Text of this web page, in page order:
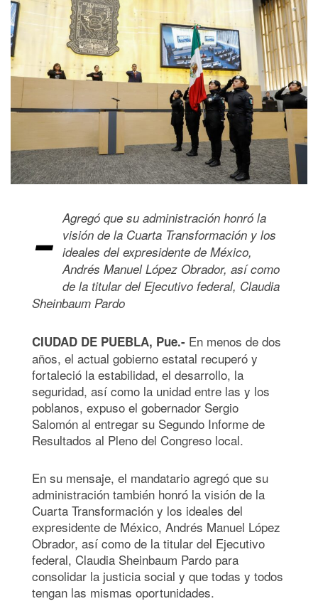
- Agregó que su administración honró la
visión de la Cuarta Transformación y los
ideales del expresidente de México,
Andrés Manuel López Obrador, así como
de la titular del Ejecutivo federal, Claudia
Sheinbaum Pardo
CIUDAD DE PUEBLA, Pue.- En menos de dos
años, el actual gobierno estatal recuperó y
fortaleció la estabilidad, el desarrollo, la
seguridad, así como la unidad entre las y los
poblanos, expuso el gobernador Sergio
Salomón al entregar su Segundo Informe de
Resultados al Pleno del Congreso local.
En su mensaje, el mandatario agregó que su
administración también honró la visión de la
Cuarta Transformación y los ideales del
expresidente de México, Andrés Manuel López
Obrador, así como de la titular del Ejecutivo
federal, Claudia Sheinbaum Pardo para
consolidar la justicia social y que todas y todos
tengan las mismas oportunidades.